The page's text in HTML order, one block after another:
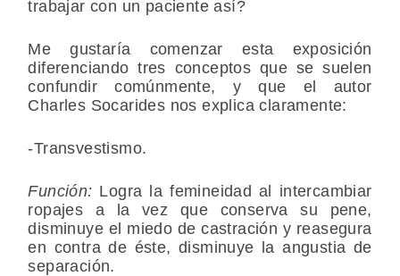
trabajar con un paciente así?
Me gustaría comenzar esta exposición
diferenciando tres conceptos que se suelen
confundir comúnmente, y que el autor
Charles Socarides nos explica claramente:
-Transvestismo.
Función: Logra la femineidad al intercambiar
ropajes a la vez que conserva su pene,
disminuye el miedo de castración y reasegura
en contra de éste, disminuye la angustia de
separación.